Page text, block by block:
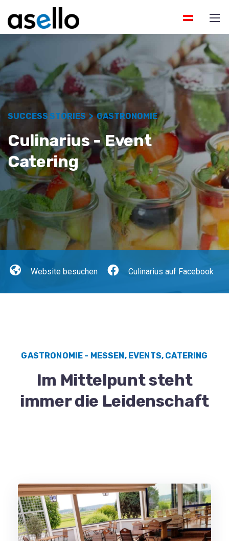
SUCCESS STORIES > GASTRONOMIE
Culinarius - Event
Catering
Website besuchen Culinarius auf Facebook
GASTRONOMIE - MESSEN, EVENTS, CATERING
Im Mittelpunt steht
immer die Leidenschaft